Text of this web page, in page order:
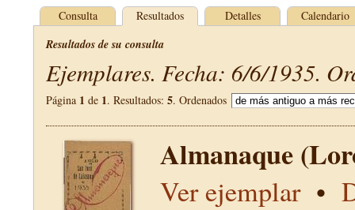
Consulta Resultados Detalles Calendario
Resultados de su consulta
Ejemplares. Fecha: 6/6/1935.
Página 1 de 1. Resultados: 5. Ordenados
Almanaque
Ver ejemplar•